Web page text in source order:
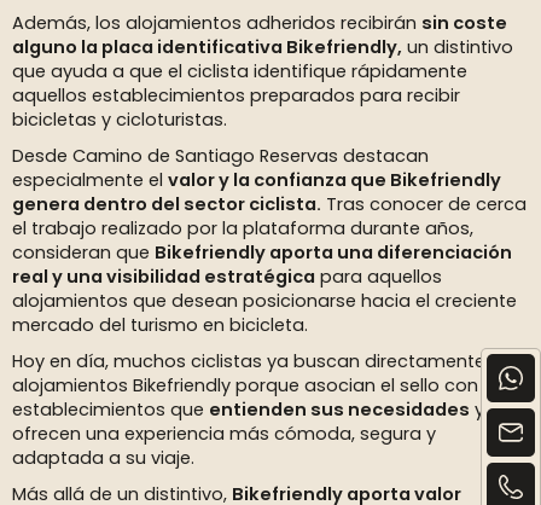
Además, los alojamientos adheridos recibirán sin coste
alguno la placa identificativa Bikefriendly, un distintivo
que ayuda a que el ciclista identifique rápidamente
aquellos establecimientos preparados para recibir
bicicletas y cicloturistas.
Desde Camino de Santiago Reservas destacan
especialmente el valor y la confianza que Bikefriendly
genera dentro del sector ciclista. Tras conocer de cerca
el trabajo realizado por la plataforma durante años,
consideran que Bikefriendly aporta una diferenciación
real y una visibilidad estratégica para aquellos
alojamientos que desean posicionarse hacia el creciente
mercado del turismo en bicicleta.
Hoy en día, muchos ciclistas ya buscan directamente
alojamientos Bikefriendly porque asocian el sello con
establecimientos que entienden sus necesidades y les
ofrecen una experiencia más cómoda, segura y
adaptada a su viaje.
Más allá de un distintivo, Bikefriendly aporta valor